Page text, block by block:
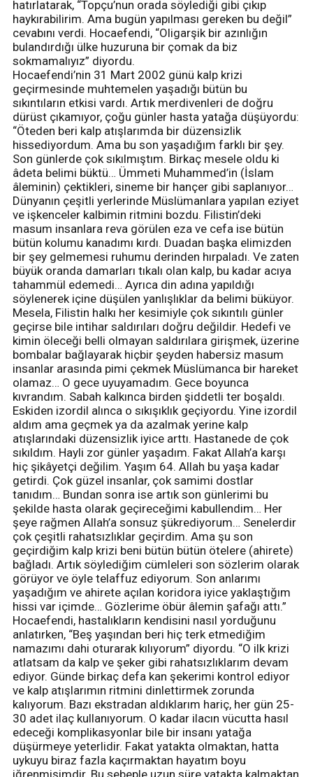
hatırlatarak, “Topçu’nun orada söylediği gibi çıkıp
haykırabilirim. Ama bugün yapılması gereken bu değil”
cevabını verdi. Hocaefendi, “Oligarşik bir azınlığın
bulandırdığı ülke huzuruna bir çomak da biz
sokmamalıyız” diyordu.
Hocaefendi’nin 31 Mart 2002 günü kalp krizi
geçirmesinde muhtemelen yaşadığı bütün bu
sıkıntıların etkisi vardı. Artık merdivenleri de doğru
dürüst çıkamıyor, çoğu günler hasta yatağa düşüyordu:
“Öteden beri kalp atışlarımda bir düzensizlik
hissediyordum. Ama bu son yaşadığım farklı bir şey.
Son günlerde çok sıkılmıştım. Birkaç mesele oldu ki
âdeta belimi büktü… Ümmeti Muhammed’in (İslam
âleminin) çektikleri, sineme bir hançer gibi saplanıyor…
Dünyanın çeşitli yerlerinde Müslümanlara yapılan eziyet
ve işkenceler kalbimin ritmini bozdu. Filistin’deki
masum insanlara reva görülen eza ve cefa ise bütün
bütün kolumu kanadımı kırdı. Duadan başka elimizden
bir şey gelmemesi ruhumu derinden hırpaladı. Ve zaten
büyük oranda damarları tıkalı olan kalp, bu kadar acıya
tahammül edemedi… Ayrıca din adına yapıldığı
söylenerek içine düşülen yanlışlıklar da belimi büküyor.
Mesela, Filistin halkı her kesimiyle çok sıkıntılı günler
geçirse bile intihar saldırıları doğru değildir. Hedefi ve
kimin öleceği belli olmayan saldırılara girişmek, üzerine
bombalar bağlayarak hiçbir şeyden habersiz masum
insanlar arasında pimi çekmek Müslümanca bir hareket
olamaz… O gece uyuyamadım. Gece boyunca
kıvrandım. Sabah kalkınca birden şiddetli ter boşaldı.
Eskiden izordil alınca o sıkışıklık geçiyordu. Yine izordil
aldım ama geçmek ya da azalmak yerine kalp
atışlarındaki düzensizlik iyice arttı. Hastanede de çok
sıkıldım. Hayli zor günler yaşadım. Fakat Allah’a karşı
hiç şikâyetçi değilim. Yaşım 64. Allah bu yaşa kadar
getirdi. Çok güzel insanlar, çok samimi dostlar
tanıdım… Bundan sonra ise artık son günlerimi bu
şekilde hasta olarak geçireceğimi kabullendim… Her
şeye rağmen Allah’a sonsuz şükrediyorum… Senelerdir
çok çeşitli rahatsızlıklar geçirdim. Ama şu son
geçirdiğim kalp krizi beni bütün bütün ötelere (ahirete)
bağladı. Artık söylediğim cümleleri son sözlerim olarak
görüyor ve öyle telaffuz ediyorum. Son anlarımı
yaşadığım ve ahirete açılan koridora iyice yaklaştığım
hissi var içimde… Gözlerime öbür âlemin şafağı attı.”
Hocaefendi, hastalıkların kendisini nasıl yorduğunu
anlatırken, “Beş yaşından beri hiç terk etmediğim
namazımı dahi oturarak kılıyorum” diyordu. “O ilk krizi
atlatsam da kalp ve şeker gibi rahatsızlıklarım devam
ediyor. Günde birkaç defa kan şekerimi kontrol ediyor
ve kalp atışlarımın ritmini dinlettirmek zorunda
kalıyorum. Bazı ekstradan aldıklarım hariç, her gün 25-
30 adet ilaç kullanıyorum. O kadar ilacın vücutta hasıl
edeceği komplikasyonlar bile bir insanı yatağa
düşürmeye yeterlidir. Fakat yatakta olmaktan, hatta
uykuyu biraz fazla kaçırmaktan hayatım boyu